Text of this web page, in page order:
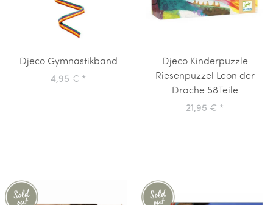
Djeco Gymnastikband
4,95 € *
Djeco Kinderpuzzle
Riesenpuzzel Leon der
Drache 58Teile
21,95 € *